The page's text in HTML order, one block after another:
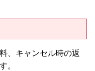
、キャンセル時の返
。